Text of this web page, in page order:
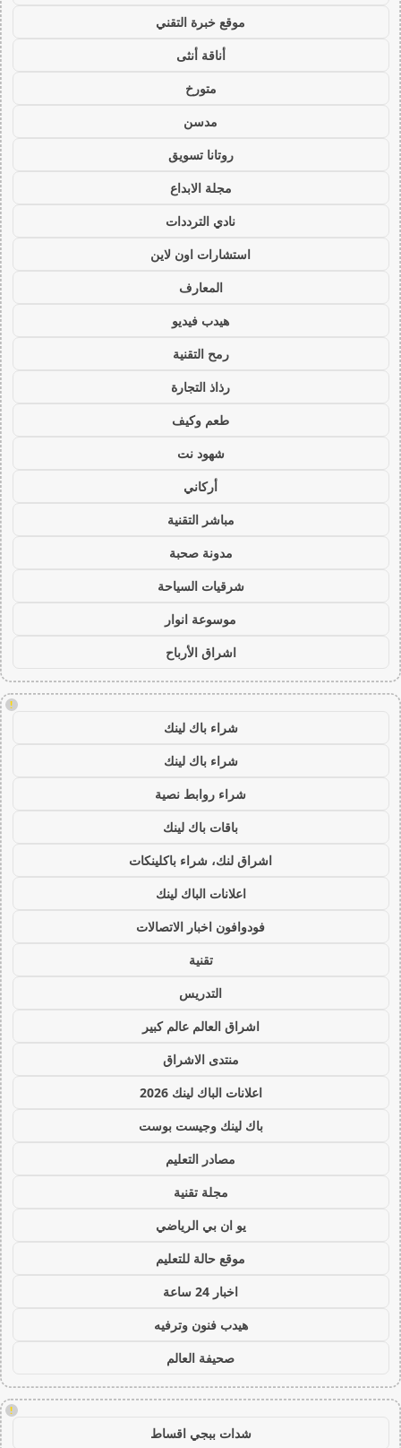
موقع خبرة التقني
أناقة أنثى
متورخ
مدسن
روتانا تسويق
مجلة الابداع
نادي الترددات
استشارات اون لاين
المعارف
هيدب فيديو
رمح التقنية
رذاذ التجارة
طعم وكيف
شهود نت
أركاني
مباشر التقنية
مدونة صحبة
شرقيات السياحة
موسوعة انوار
اشراق الأرباح
!
شراء باك لينك
شراء باك لينك
شراء روابط نصية
باقات باك لينك
اشراق لنك، شراء باكلينكات
اعلانات الباك لينك
فودوافون اخبار الاتصالات
تقنية
التدريس
اشراق العالم عالم كبير
منتدى الاشراق
اعلانات الباك لينك 2026
باك لينك وجيست بوست
مصادر التعليم
مجلة تقنية
يو ان بي الرياضي
موقع حالة للتعليم
اخبار 24 ساعة
هيدب فنون وترفيه
صحيفة العالم
!
شدات ببجي اقساط